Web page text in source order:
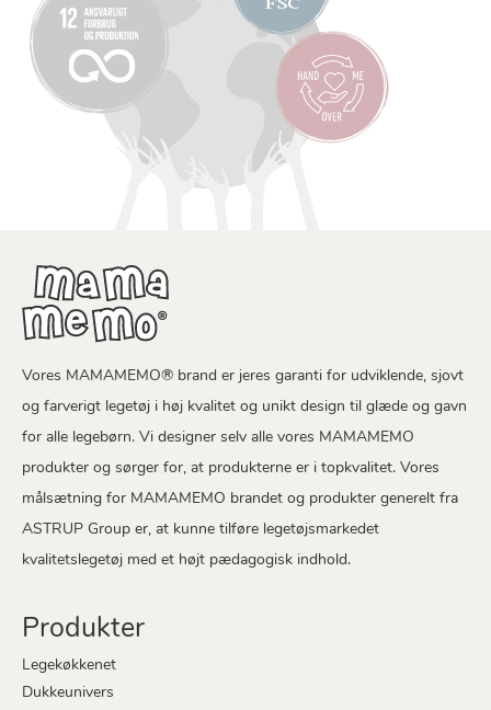
Vores MAMAMEMO® brand er jeres garanti for udviklende, sjovt
og farverigt legetøj i høj kvalitet og unikt design til glæde og gavn
for alle legebørn. Vi designer selv alle vores MAMAMEMO
produkter og sørger for, at produkterne er i topkvalitet. Vores
målsætning for MAMAMEMO brandet og produkter generelt fra
ASTRUP Group er, at kunne tilføre legetøjsmarkedet
kvalitetslegetøj med et højt pædagogisk indhold.
Produkter
Legekøkkenet
Dukkeunivers